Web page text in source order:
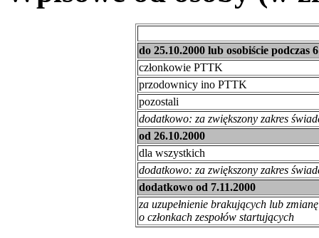
do 25.10.2000 lub osobiście
członkowie PTTK
przodownicy ino PTTK
pozostali
dodatkowo: za zwiększony zakres
od 26.10.2000
dla wszystkich
dodatkowo: za zwiększony zakres
dodatkowo od 7.11.2000
za uzupełnienie brakujących lub
o członkach zespołów startujących